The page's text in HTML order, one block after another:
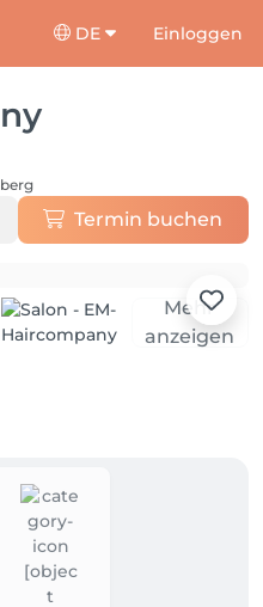
DE Einloggen
Termin buchen
Mehr
anzeigen